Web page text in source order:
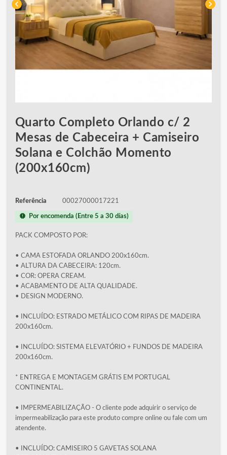
chevron_left chevron_right
Quarto Completo Orlando c/ 2
Mesas de Cabeceira + Camiseiro
Solana e Colchão Momento
(200x160cm)
Referência 00027000017221
new_releases Por encomenda (Entre 5 a 30 días)
PACK COMPOSTO POR:
• CAMA ESTOFADA ORLANDO 200x160cm.
• ALTURA DA CABECEIRA: 120cm.
• COR: OPERA CREAM.
• ACABAMENTO DE ALTA QUALIDADE.
• DESIGN MODERNO.
• INCLUÍDO: ESTRADO METÁLICO COM RIPAS DE MADEIRA
200x160cm.
• INCLUÍDO: SISTEMA ELEVATÓRIO + FUNDOS DE MADEIRA
200x160cm.
* ENTREGA E MONTAGEM GRÁTIS EM PORTUGAL
CONTINENTAL.
• IMPERMEABILIZAÇÃO - O cliente pode adquirir o serviço de
impermeabilização para este produto compre online ou fale com um
atendente.
• INCLUÍDO: CAMISEIRO 5 GAVETAS SOLANA